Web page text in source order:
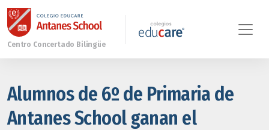
Alumnos de 6º de Primaria de
Antanes School ganan el